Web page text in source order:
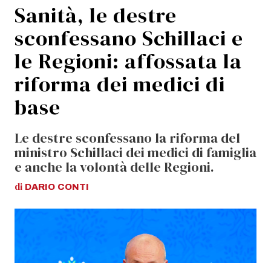
Sanità, le destre
sconfessano Schillaci e
le Regioni: affossata la
riforma dei medici di
base
Le destre sconfessano la riforma del
ministro Schillaci dei medici di famiglia
e anche la volontà delle Regioni.
di DARIO CONTI